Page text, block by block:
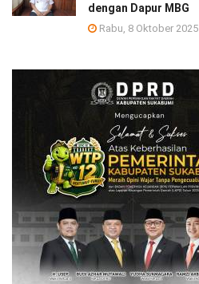
dengan Dapur MBG
Rabu, 8 Oktober 2025